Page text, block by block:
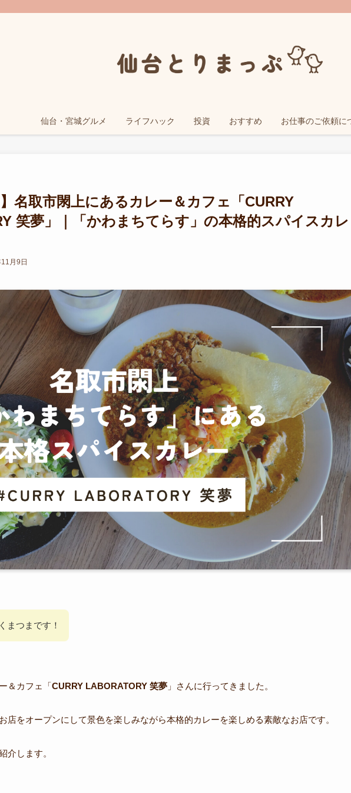
仙台・宮城グルメ ライフハック 投資 おすすめ お仕事のご依頼に
】名取市閖上にあるカレー＆カフェ「CURRY
笑夢」｜「かわまちてらす」の本格的スパイスカレ
月9日
まつまです！
＆カフェ「CURRY LABORATORY 笑夢 」さんに行ってきました。
店をオープンにして景色を楽しみながら本格的カレーを楽しめる素敵なお店です。
介します。